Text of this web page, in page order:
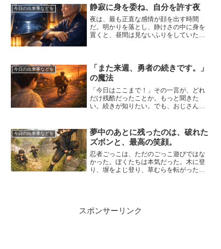
もカラーになり、街も変わった。でも、
あの白黒の画面の中で見た...
今日の出来事などを 静寂に身を委ね、自分を許す夜
夜は、最も正直な感情が顔を出す時間
だ。明かりを落とし、静けさの中に身を
置くと、昼間は見ないふりをしていた思
は後悔かもしれないし、漠然...
今日の出来事などを
「また来週、勇者の続きです。」
の魔法
「今日はここまで！」その一言が、どれ
だけ残酷だったことか。もっと聞きた
い。続きが知りたい。でも、おじさんは
その帰り道が、少しだけさみしかった。
空はすっかり茜色。カラスが...
今日の出来事などを
夢中のあとに残ったのは、破れた
ズボンと、最高の笑顔。
忍者ごっこは、ただのごっこ遊びではな
かった。ぼくたちは本気だった。木に登
り、塀をよじ登り、草むらを転がった。
スポンサーリンク